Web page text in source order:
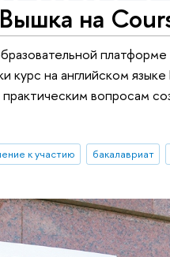
на
платформе
курс на английском
вопросам
к участию бакалавриат